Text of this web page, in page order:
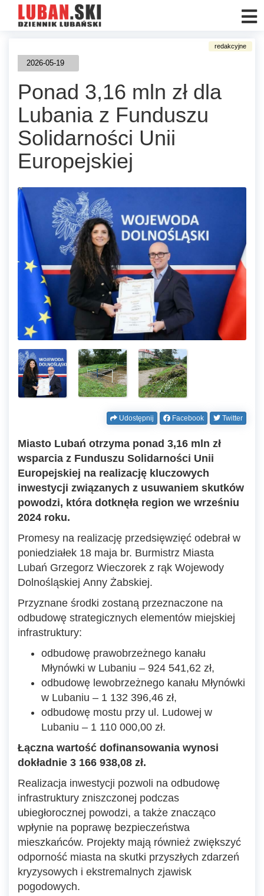
2026-05-19
Ponad 3,16 mln zł dla
Lubania z Funduszu
Solidarności Unii
Europejskiej
Udostępnij Facebook Twitter
Miasto Lubań otrzyma ponad 3,16 mln zł
wsparcia z Funduszu Solidarności Unii
Europejskiej na realizację kluczowych
inwestycji związanych z usuwaniem skutków
powodzi, która dotknęła region we wrześniu
2024 roku.
Promesy na realizację przedsięwzięć odebrał w
poniedziałek 18 maja br. Burmistrz Miasta
Lubań Grzegorz Wieczorek z rąk Wojewody
Dolnośląskiej Anny Żabskiej.
Przyznane środki zostaną przeznaczone na
odbudowę strategicznych elementów miejskiej
infrastruktury:
odbudowę prawobrzeżnego kanału
Młynówki w Lubaniu – 924 541,62 zł,
odbudowę lewobrzeżnego kanału Młynówki
w Lubaniu – 1 132 396,46 zł,
odbudowę mostu przy ul. Ludowej w
Lubaniu – 1 110 000,00 zł.
Łączna wartość dofinansowania wynosi
dokładnie 3 166 938,08 zł.
Realizacja inwestycji pozwoli na odbudowę
infrastruktury zniszczonej podczas
ubiegłorocznej powodzi, a także znacząco
wpłynie na poprawę bezpieczeństwa
mieszkańców. Projekty mają również zwiększyć
odporność miasta na skutki przyszłych zdarzeń
kryzysowych i ekstremalnych zjawisk
pogodowych.